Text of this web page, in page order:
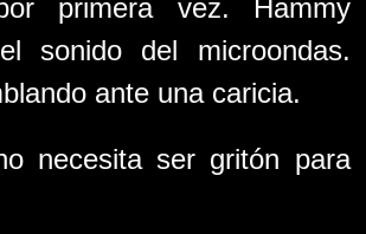
primera vez. Hammy
sonido del microondas.
ante una caricia.
necesita ser gritón para